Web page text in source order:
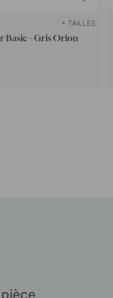
+ TAILLES
Basic - Gris Orion